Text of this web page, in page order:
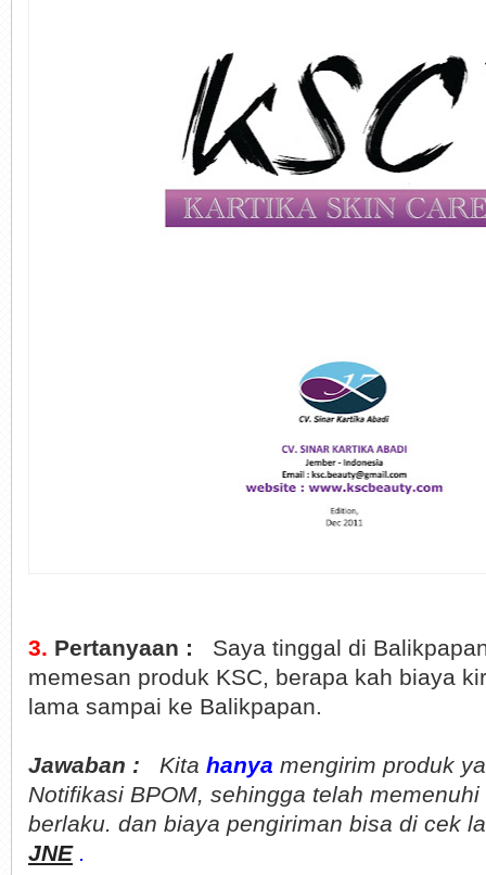
3. Pertanyaan : Saya tinggal di
memesan produk KSC, berapa kah biaya
lama sampai ke Balikpapan.
Jawaban : Kita hanya mengirim produk
Notifikasi BPOM, sehingga telah
berlaku. dan biaya pengiriman bisa di cek
JNE.